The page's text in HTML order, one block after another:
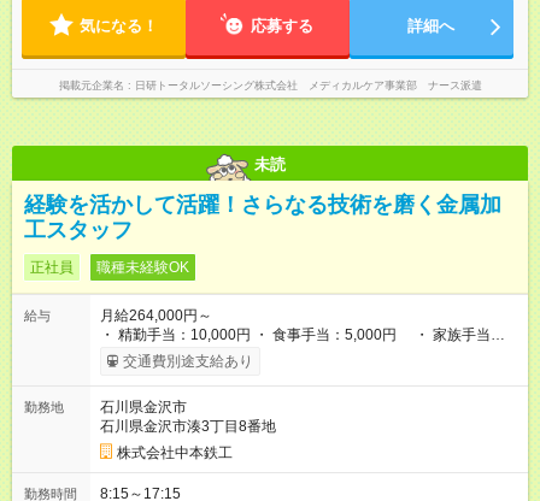
気になる！ 応募する 詳細へ
掲載元企業名 日研トータルソーシング株式会社 メディカルケア事業部 ナース派遣
未読
経験を活かして活躍！さらなる技術を磨く金属加
工スタッフ
正社員 職種未経験OK
給与
月給264,000円～
・ 精勤手当：10,000円 ・ 食事手当：5,000円 ・ 家族手当：
配偶者 5,000円、 第1.2子 9,000円 ・ 職能給 ：5,000円～
45,000円 （各種資格による※面接で聞いてくださ
間】試用期間あり 試用期間の長さ：6ヶ月 雇用形態、給与は本
採用時と同じです。
交通費別途支給あり
勤務地
石川県金沢市
石川県金沢市湊3丁目8番地
株式会社中本鉄工
勤務時間 8:15～17:15